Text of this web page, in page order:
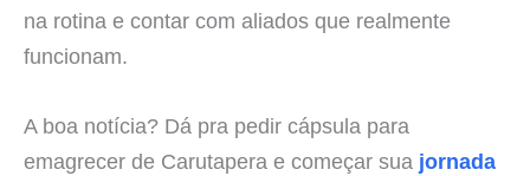
na rotina e contar com aliados que realmente
funcionam.
A boa notícia? Dá pra pedir cápsula para
emagrecer de Carutapera e começar sua jornada